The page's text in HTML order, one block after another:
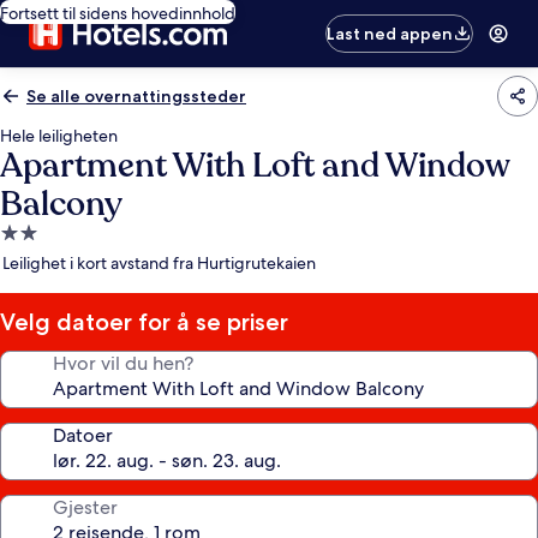
Fortsett til sidens hovedinnhold
Last ned appen
Se alle overnattingssteder
Hele leiligheten
Apartment With Loft and Window
Balcony
Overnattingssted
med
stjerner
Leilighet i kort avstand fra Hurtigrutekaien
Velg datoer for å se priser
Hvor vil du hen?
Datoer
Gjester